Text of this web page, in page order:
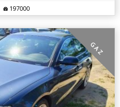
197000
G A Z